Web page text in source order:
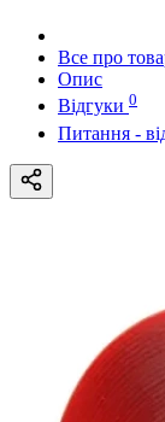
Все про
Опис
Відгуки 0
Питання -